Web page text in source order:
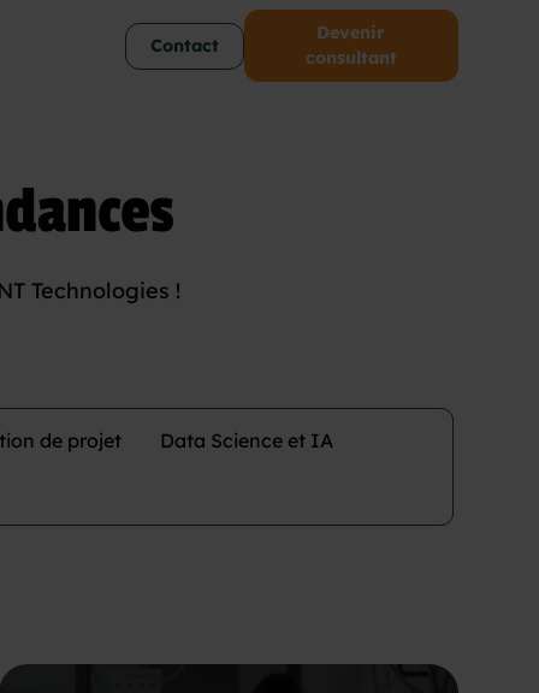
Contact
Devenir
consultant
Technologies !
de projet Data Science et IA